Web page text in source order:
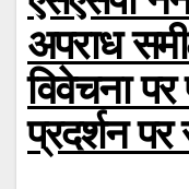
अपराध
विवेचना
प्रदर्शन पर